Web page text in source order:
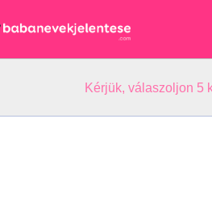
Kérjük, válaszoljon 5